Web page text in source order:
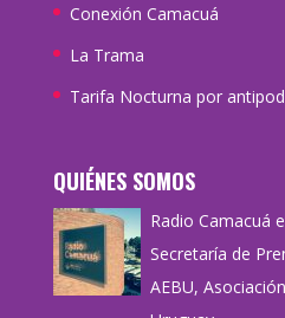
Conexión Camacuá
La Trama
Tarifa Nocturna por
QUIÉNES SOMOS
Radio Camacuá
Secretaría de
AEBU,